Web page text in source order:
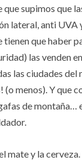
que supimos que
lateral, anti UVA
que haber
las venden
las ciudades del
(o menos). Y que
de montaña…
mate y la cerveza.